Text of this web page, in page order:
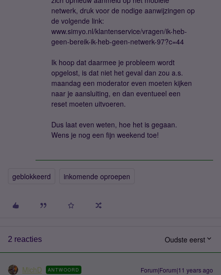
netwerk, druk voor de nodige aanwijzingen op
de volgende link:
www.simyo.nl/klantenservice/vragen/ik-heb-
geen-bereik-ik-heb-geen-netwerk-97?c=44
Ik hoop dat daarmee je probleem wordt
opgelost, is dat niet het geval dan zou a.s.
maandag een moderator even moeten kijken
naar je aansluiting, en dan eventueel een
reset moeten uitvoeren.
Dus laat even weten, hoe het is gegaan.
Wens je nog een fijn weekend toe!
geblokkeerd inkomende oproepen
2 reacties Oudste eerst
MichD ANTWOORD Forum|Forum|11 years ago